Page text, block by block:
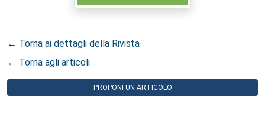
← Torna ai dettagli della Rivista
← Torna agli articoli
PROPONI UN ARTICOLO